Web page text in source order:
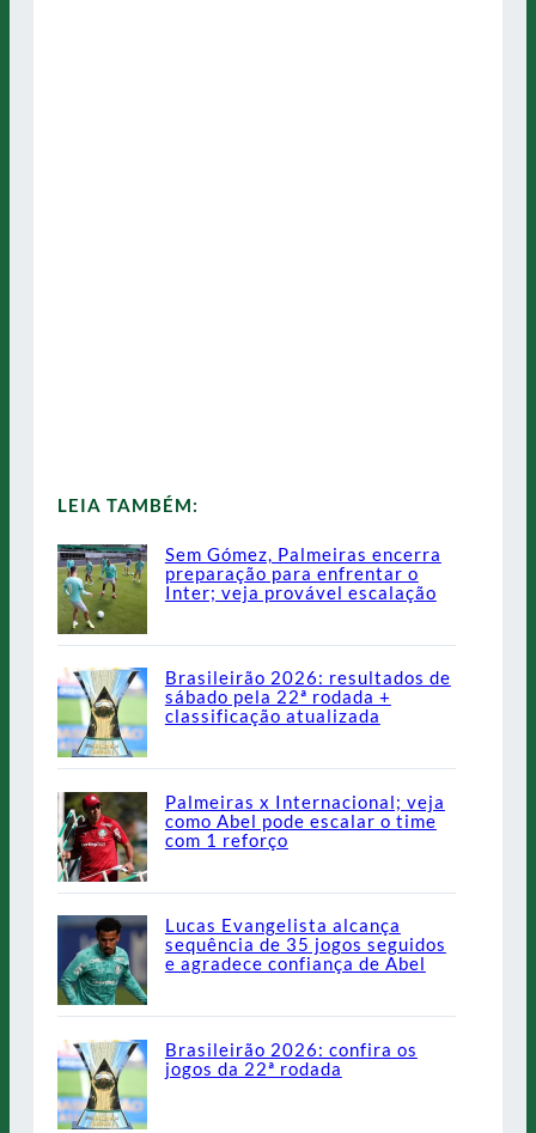
LEIA TAMBÉM:
Sem Gómez, Palmeiras encerra
preparação para enfrentar o
Inter; veja provável escalação
Brasileirão 2026: resultados de
sábado pela 22ª rodada +
classificação atualizada
Palmeiras x Internacional; veja
como Abel pode escalar o time
com 1 reforço
Lucas Evangelista alcança
sequência de 35 jogos seguidos
e agradece confiança de Abel
Brasileirão 2026: confira os
jogos da 22ª rodada